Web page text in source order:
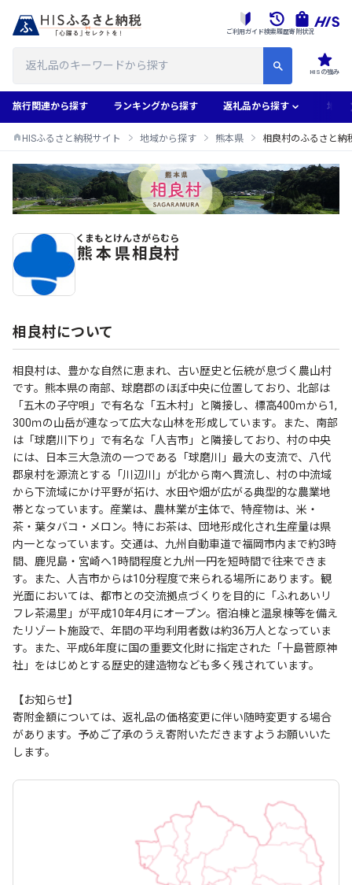
HISの強み
ご利用ガイド検索履歴寄附状況
旅行関連から探す ランキングから探す 返礼品から探す 地域
HISふるさと納税サイト 地域から探す 熊本県 相良村のふるさと納
相良村のふるさと納税返礼品一覧
熊本県
くまもとけん
相良村
さがらむら
相良村について
相良村は、豊かな自然に恵まれ、古い歴史と伝統が息づく農山村
です。熊本県の南部、球磨郡のほぼ中央に位置しており、北部は
「五木の子守唄」で有名な「五木村」と隣接し、標高400ｍから1,
300ｍの山岳が連なって広大な山林を形成しています。また、南部
は「球磨川下り」で有名な「人吉市」と隣接しており、村の中央
には、日本三大急流の一つである「球磨川」最大の支流で、八代
郡泉村を源流とする「川辺川」が北から南へ貫流し、村の中流域
から下流域にかけ平野が拓け、水田や畑が広がる典型的な農業地
帯となっています。産業は、農林業が主体で、特産物は、米・
茶・葉タバコ・メロン。特にお茶は、団地形成化され生産量は県
内一となっています。交通は、九州自動車道で福岡市内まで約3時
間、鹿児島・宮崎へ1時間程度と九州一円を短時間で往来できま
す。また、人吉市からは10分程度で来られる場所にあります。観
光面においては、都市との交流拠点づくりを目的に「ふれあいリ
フレ茶湯里」が平成10年4月にオープン。宿泊棟と温泉棟等を備え
たリゾート施設で、年間の平均利用者数は約36万人となっていま
す。また、平成6年度に国の重要文化財に指定された「十島菅原神
社」をはじめとする歴史的建造物なども多く残されています。
【お知らせ】
寄附金額については、返礼品の価格変更に伴い随時変更する場合
があります。予めご了承のうえ寄附いただきますようお願いいた
します。